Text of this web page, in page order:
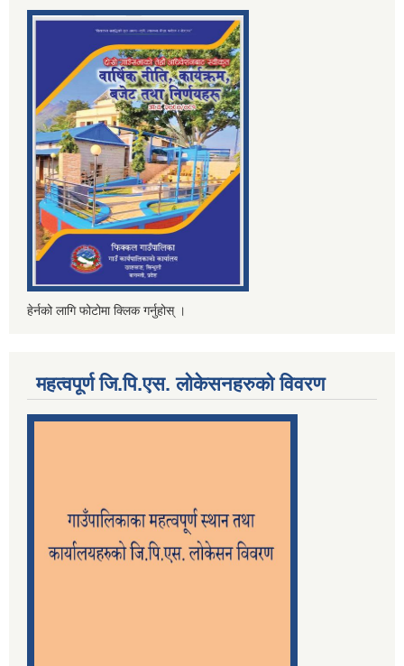
हेर्नको लागि फोटोमा क्लिक गर्नुहोस् ।
महत्वपूर्ण जि.पि.एस. लोकेसनहरुको विवरण